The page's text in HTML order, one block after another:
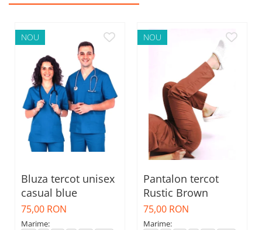
NOU
Bluza tercot unisex
casual blue
75,00 RON
Marime:
NOU
Pantalon tercot
Rustic Brown
75,00 RON
Marime: